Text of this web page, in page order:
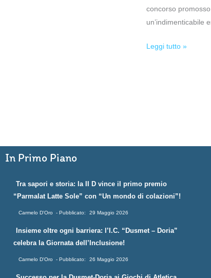
concorso
un’indimenticabile
Leggi tutto »
In Primo Piano
Tra sapori e storia: la II D vince il primo premio
“Parmalat Latte Sole” con “Un mondo di colazioni”!
Carmelo D'Oro 29 Maggio 2026
Insieme oltre ogni barriera: l’I.C. “Dusmet – Doria”
celebra la Giornata dell’Inclusione!
Carmelo D'Oro 26 Maggio 2026